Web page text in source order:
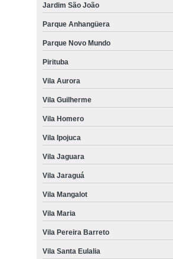
Jardim São João
Parque Anhangüera
Parque Novo Mundo
Pirituba
Vila Aurora
Vila Guilherme
Vila Homero
Vila Ipojuca
Vila Jaguara
Vila Jaraguá
Vila Mangalot
Vila Maria
Vila Pereira Barreto
Vila Santa Eulalia